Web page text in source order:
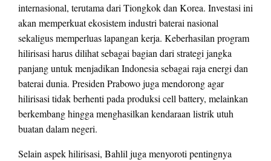
internasional, terutama dari Tiongkok dan Korea. Investasi ini
akan memperkuat ekosistem industri baterai nasional
sekaligus memperluas lapangan kerja. Keberhasilan program
hilirisasi harus dilihat sebagai bagian dari strategi jangka
panjang untuk menjadikan Indonesia sebagai raja energi dan
baterai dunia. Presiden Prabowo juga mendorong agar
hilirisasi tidak berhenti pada produksi cell battery, melainkan
berkembang hingga menghasilkan kendaraan listrik utuh
buatan dalam negeri.
Selain aspek hilirisasi, Bahlil juga menyoroti pentingnya